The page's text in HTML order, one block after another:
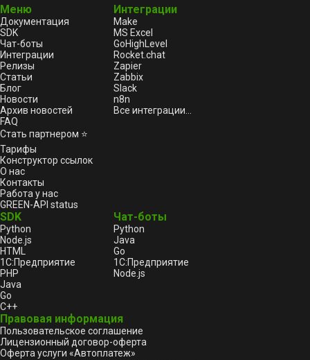
Меню
Документация
SDK
Чат-боты
Интеграции
Релизы
Статьи
Блог
Новости
Архив новостей
FAQ
Стать партнером ⭐
Тарифы
Конструктор ссылок
О нас
Контакты
Работа у нас
GREEN-API status
Интеграции
Make
MS Excel
GoHighLevel
Rocket.chat
Zapier
Zabbix
Slack
n8n
Все интеграции...
SDK
Python
Node.js
HTML
1С:Предприятие
PHP
Java
Go
C++
Чат-боты
Python
Java
Go
1С:Предприятие
Node.js
Правовая информация
Пользовательское соглашение
Лицензионный договор-оферта
Оферта услуги «Автоплатеж»